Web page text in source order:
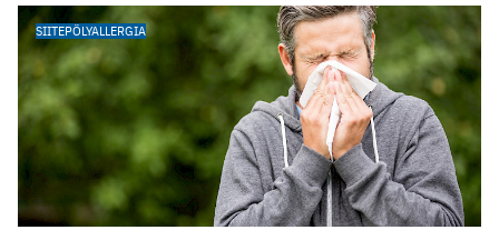
SIITEPÖLYALLERGIA